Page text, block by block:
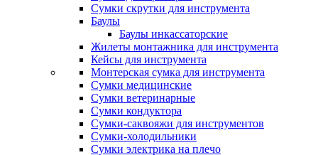
Сумки скрутки для инструмента
Баулы
Баулы инкассаторские
Жилеты монтажника для инструмента
Кейсы для инструмента
Монтерская сумка для инструмента
Сумки медицинские
Сумки ветеринарные
Сумки кондуктора
Сумки-саквояжи для инструментов
Сумки-холодильники
Сумки электрика на плечо